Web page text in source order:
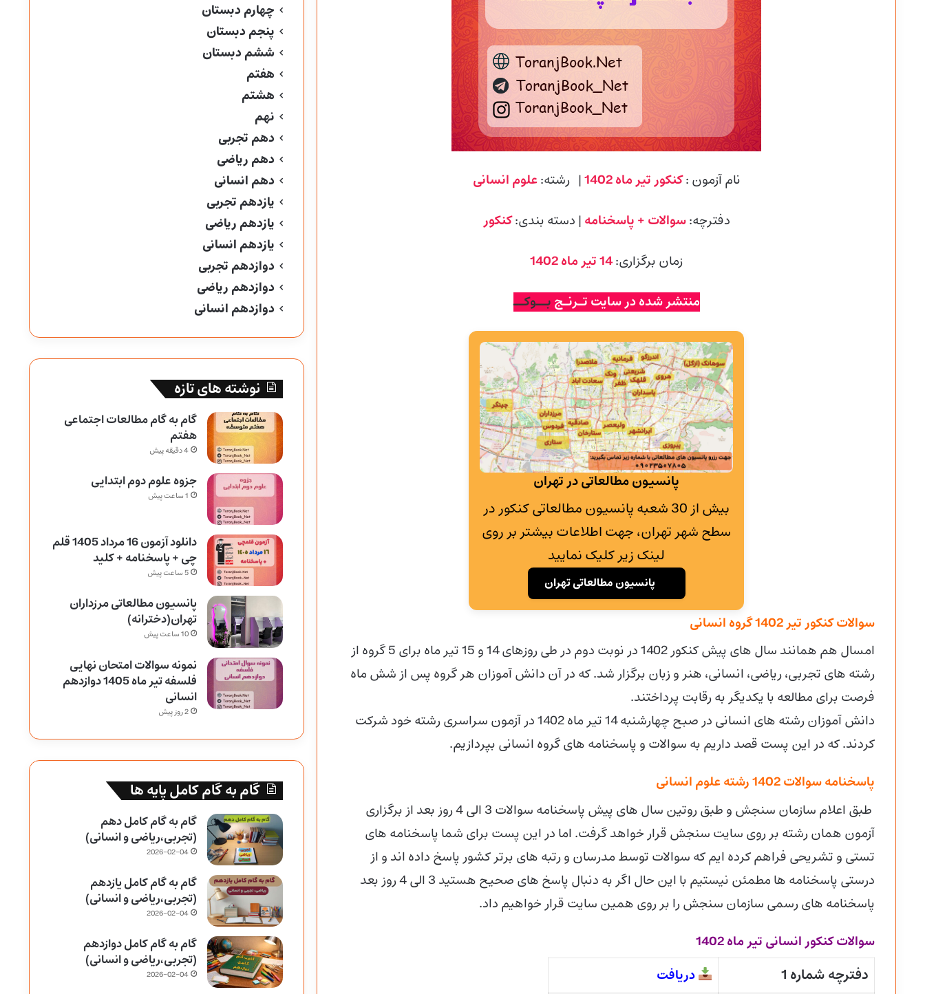
نام آزمون :کنکور تیر ماه 1402 | رشته:علوم انسانی
دفترچه:سوالات + پاسخنامه | دسته بندی:کنکور
زمان برگزاری:14 تیر ماه 1402
منتشر شده در سایت تـرنـج بــوکــ
پانسیون مطالعاتی در تهران
بیش از 30 شعبه پانسیون مطالعاتی کنکور در
سطح شهر تهران، جهت اطلاعات بیشتر بر روی
لینک زیر کلیک نمایید
پانسیون مطالعاتی تهران
سوالات کنکور تیر 1402 گروه انسانی
امسال هم همانند سال های پیش کنکور 1402 در نوبت دوم در طی روزهای 14 و 15 تیر ماه برای 5 گروه از
رشته های تجربی، ریاضی، انسانی، هنر و زبان برگزار شد. که در آن دانش آموزان هر گروه پس از شش ماه
فرصت برای مطالعه با یکدیگر به رقابت پرداختند.
دانش آموزان رشته های انسانی در صبح چهارشنبه 14 تیر ماه 1402 در آزمون سراسری رشته خود شرکت
کردند. که در این پست قصد داریم به سوالات و پاسخنامه های گروه انسانی بپردازیم.
پاسخنامه سوالات 1402 رشته علوم انسانی
طبق اعلام سازمان سنجش و طبق روتین سال های پیش پاسخنامه سوالات 3 الی 4 روز بعد از برگزاری
آزمون همان رشته بر روی سایت سنجش قرار خواهد گرفت. اما در این پست برای شما پاسخنامه های
تستی و تشریحی فراهم کرده ایم که سوالات توسط مدرسان و رتبه های برتر کشور پاسخ داده اند و از
درستی پاسخنامه ها مطمئن نیستیم با این حال اگر به دنبال پاسخ های صحیح هستید 3 الی 4 روز بعد
پاسخنامه های رسمی سازمان سنجش را بر روی همین سایت قرار خواهیم داد.
سوالات کنکور انسانی تیر ماه 1402
دفترچه شماره 1 دریافت
چهارم دبستان
پنجم دبستان
ششم دبستان
هفتم
هشتم
نهم
دهم تجربی
دهم ریاضی
دهم انسانی
یازدهم تجربی
یازدهم ریاضی
یازدهم انسانی
دوازدهم تجربی
دوازدهم ریاضی
دوازدهم انسانی
نوشته های تازه
گام به گام مطالعات اجتماعی
هفتم
4 دقیقه پیش
جزوه علوم دوم ابتدایی
1 ساعت پیش
دانلود آزمون 16 مرداد 1405 قلم
چی + پاسخنامه + کلید
5 ساعت پیش
پانسیون مطالعاتی مرزداران
تهران(دخترانه)
10 ساعت پیش
نمونه سوالات امتحان نهایی
فلسفه تیر ماه 1405 دوازدهم
انسانی
2 روز پیش
گام به گام کامل پایه ها
گام به گام کامل دهم
(تجربی،ریاضی و انسانی)
2026-02-04
گام به گام کامل یازدهم
(تجربی،ریاضی و انسانی)
2026-02-04
گام به گام کامل دوازدهم
(تجربی،ریاضی و انسانی)
2026-02-04